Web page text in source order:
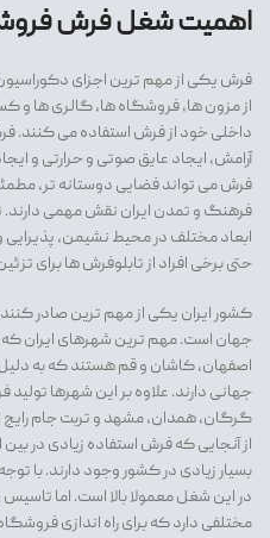
اهمیت شغل فرش
فرش یکی از مهم ترین اجزای
از مزون ها، فروشگاه ها، گالری ها و
داخلی خود از فرش استفاده می کنند.
آرامش، ایجاد عایق صوتی و حرارتی و
فرش می تواند فضایی دوستانه تر،
فرهنگ و تمدن ایران نقش مهمی دارند.
ابعاد مختلف در محیط نشیمن،
حتی برخی افراد از تابلوفرش ها برای
کشور ایران یکی از مهم ترین صادر
جهان است. مهم ترین شهرهای ایران که
اصفهان، کاشان و قم هستند که به
جهانی دارند. علاوه بر این شهرها
گرگان، همدان، مشهد و تربت جام
از آنجایی که فرش استفاده زیادی در
بسیار زیادی در کشور وجود دارند. با
در این شغل معمولا بالا است. اما
مختلفی دارد که برای راه اندازی